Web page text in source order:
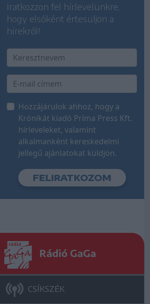
Iratkozzon fel hírlevelünkre,
hogy elsőként értesüljön a
hírekről!
Hozzájárulok ahhoz, hogy a
Krónikát kiadó Príma Press Kft.
hírleveleket, valamint
alkalmanként kereskedelmi
jellegű ajánlatokat küldjön.
Rádió GaGa
CSÍKSZÉK